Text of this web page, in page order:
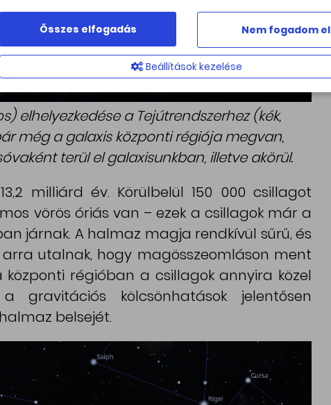
elhelyezkedése a Tejútrendszerhez (kék,
még a galaxis központi régiója megvan,
terül el galaxisunkban, illetve akörül.
milliárd év. Körülbelül 150 000 csillagot
vörös óriás van – ezek a csillagok már a
járnak. A halmaz magja rendkívül sűrű, és
utalnak, hogy magösszeomláson ment
központi régióban a csillagok annyira közel
gravitációs kölcsönhatások jelentősen
belsejét.
Összes elfogadás Nem fogadom el
Beállítások kezelése